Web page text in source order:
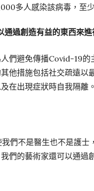
多人感染該病毒，至
通過創造有益的東西來進
們避免傳播Covid-19的
他措施包括社交疏遠以
在出現症狀時自我隔離。
我們不是醫生也不是護士
們的藝術家還可以通過